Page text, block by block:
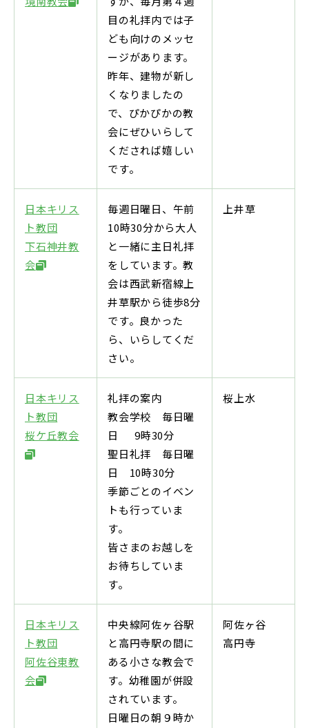
目の礼拝内では子
ども向けのメッセ
ージがあります。
昨年、建物が新し
くなりましたの
で、ぴかぴかの教
会にぜひいらして
くだされば嬉しい
です。
日本キリス
ト教団
下石神井教
会
毎週日曜日、午前
10時30分から大人
と一緒に主日礼拝
をしています。教
会は西武新宿線上
井草駅から徒歩8分
です。良かった
ら、いらしてくだ
さい。
上井草
日本キリス
ト教団
桜ケ丘教会
礼拝の案内
教会学校 毎日曜
日 9時30分
聖日礼拝 毎日曜
日 10時30分
季節ごとのイベン
トも行っていま
す。
皆さまのお越しを
お待ちしていま
す。
桜上水
日本キリス
ト教団
阿佐谷東教
会
中央線阿佐ヶ谷駅
と高円寺駅の間に
ある小さな教会で
す。幼稚園が併設
されています。
日曜日の朝９時か
阿佐ヶ谷
高円寺